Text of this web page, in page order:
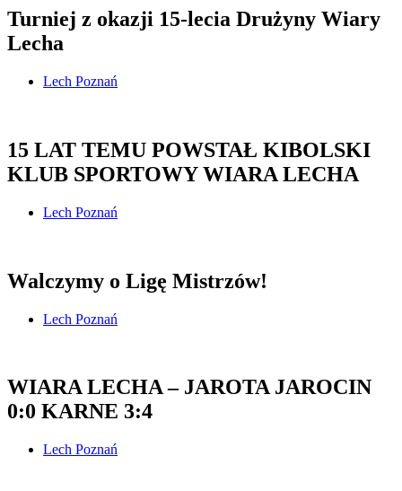
Turniej z okazji 15-lecia Drużyny Wiary
Lecha
Lech Poznań
15 LAT TEMU POWSTAŁ KIBOLSKI
KLUB SPORTOWY WIARA LECHA
Lech Poznań
Walczymy o Ligę Mistrzów!
Lech Poznań
WIARA LECHA – JAROTA JAROCIN
0:0 KARNE 3:4
Lech Poznań